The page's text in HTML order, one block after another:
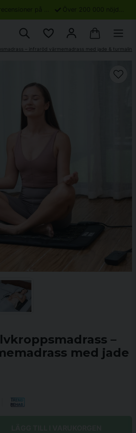
på Trustpilot Över 200 000 nöjda kunder
– infraröd värmemadrass med jade & turmalin
–
med jade